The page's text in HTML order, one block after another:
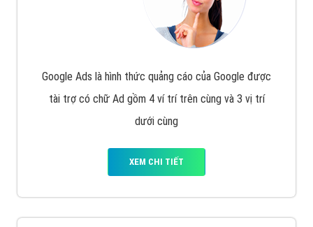
Google Ads là hình thức quảng cáo của Google được
tài trợ có chữ Ad gồm 4 ví trí trên cùng và 3 vị trí
dưới cùng
XEM CHI TIẾT